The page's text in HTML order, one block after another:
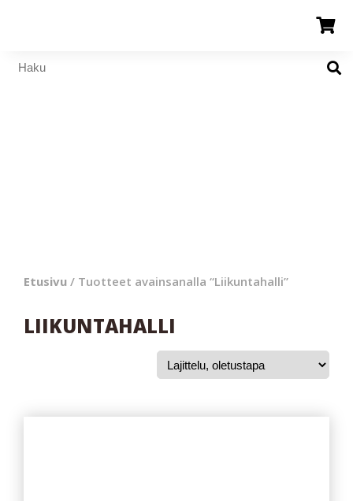
Etusivu / Tuotteet avainsanalla “Liikuntahalli”
LIIKUNTAHALLI